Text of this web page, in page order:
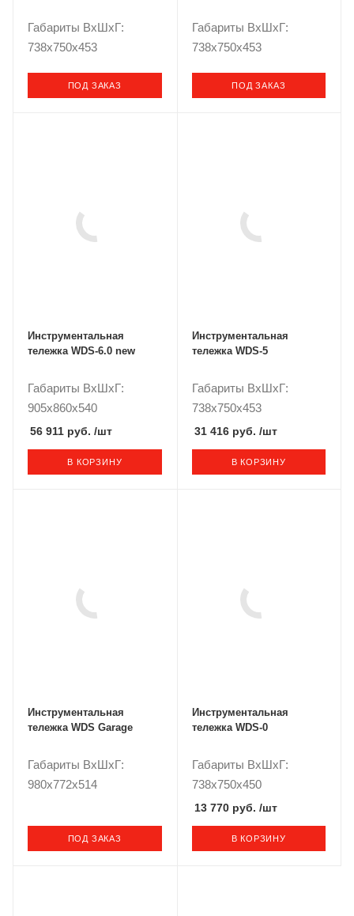
Габариты ВxШxГ:
738x750x453
ПОД ЗАКАЗ
Габариты ВxШxГ:
738x750x453
ПОД ЗАКАЗ
Инструментальная
тележка WDS-6.0 new
Габариты ВxШxГ:
905x860x540
56 911 руб. /шт
В КОРЗИНУ
Инструментальная
тележка WDS-5
Габариты ВxШxГ:
738x750x453
31 416 руб. /шт
В КОРЗИНУ
Инструментальная
тележка WDS Garage
Габариты ВxШxГ:
980x772x514
ПОД ЗАКАЗ
Инструментальная
тележка WDS-0
Габариты ВxШxГ:
738x750x450
13 770 руб. /шт
В КОРЗИНУ